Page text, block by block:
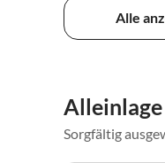
Alle
Sorgfältig